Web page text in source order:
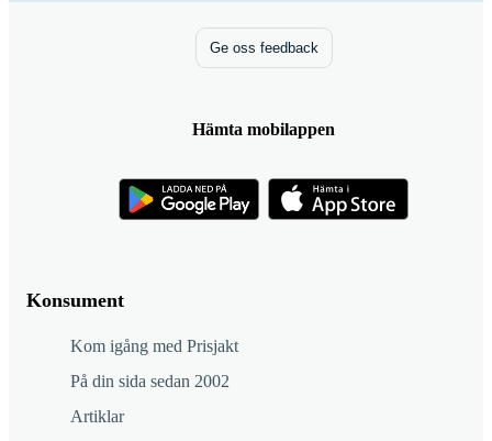
Konsument
Kom igång med Prisjakt
På din sida sedan 2002
Artiklar
Ge oss feedback
Hämta mobilappen